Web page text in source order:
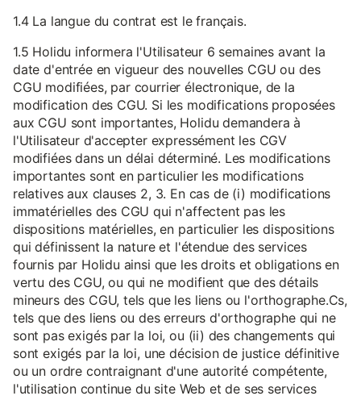
1.4 La langue du contrat est le français.
1.5 Holidu informera l'Utilisateur 6 semaines avant la
date d'entrée en vigueur des nouvelles CGU ou des
CGU modifiées, par courrier électronique, de la
modification des CGU. Si les modifications proposées
aux CGU sont importantes, Holidu demandera à
l'Utilisateur d'accepter expressément les CGV
modifiées dans un délai déterminé. Les modifications
importantes sont en particulier les modifications
relatives aux clauses 2, 3. En cas de (i) modifications
immatérielles des CGU qui n'affectent pas les
dispositions matérielles, en particulier les dispositions
qui définissent la nature et l'étendue des services
fournis par Holidu ainsi que les droits et obligations en
vertu des CGU, ou qui ne modifient que des détails
mineurs des CGU, tels que les liens ou l'orthographe.Cs,
tels que des liens ou des erreurs d'orthographe qui ne
sont pas exigés par la loi, ou (ii) des changements qui
sont exigés par la loi, une décision de justice définitive
ou un ordre contraignant d'une autorité compétente,
l'utilisation continue du site Web et de ses services